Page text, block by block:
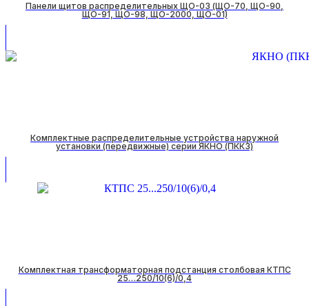
Панели щитов распределительных ЩО-03 (ЩО-70, ЩО-90,
ЩО-91, ЩО-98, ЩО-2000, ЩО-01)
Комплектные распределительные устройства наружной
установки (передвижные) серии ЯКНО (ПККЗ)
Комплектная трансформаторная подстанция столбовая КТПС
25…250/10(6)/0,4